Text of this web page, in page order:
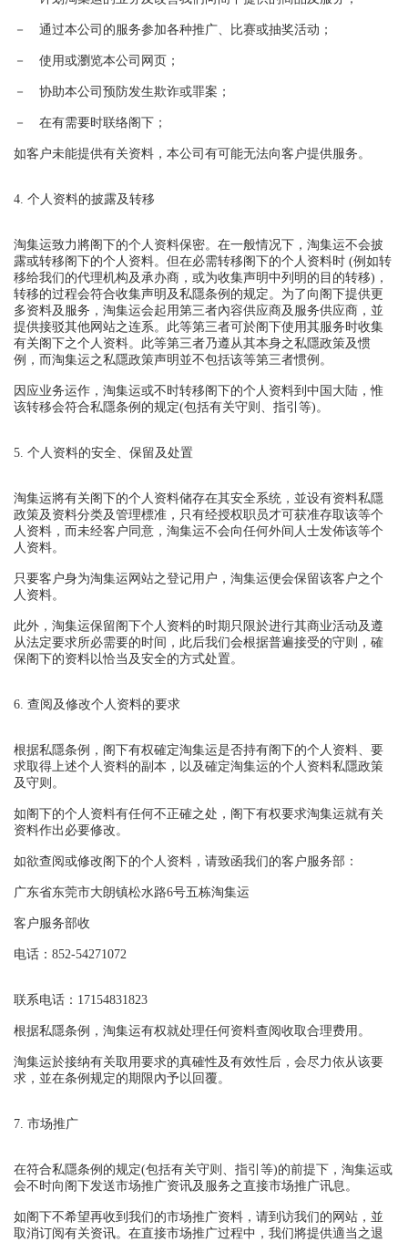
－ 通过本公司的服务参加各种推广、比赛或抽奖活动；
－ 使用或瀏览本公司网页；
－ 协助本公司预防发生欺诈或罪案；
－ 在有需要时联络阁下；
如客户未能提供有关资料，本公司有可能无法向客户提供服务。
4. 个人资料的披露及转移
淘集运致力將阁下的个人资料保密。在一般情况下，淘集运不会披
露或转移阁下的个人资料。但在必需转移阁下的个人资料时 (例如转
移给我们的代理机构及承办商，或为收集声明中列明的目的转移)，
转移的过程会符合收集声明及私隱条例的规定。为了向阁下提供更
多资料及服务，淘集运会起用第三者內容供应商及服务供应商，並
提供接驳其他网站之连系。此等第三者可於阁下使用其服务时收集
有关阁下之个人资料。此等第三者乃遵从其本身之私隱政策及惯
例，而淘集运之私隱政策声明並不包括该等第三者惯例。
因应业务运作，淘集运或不时转移阁下的个人资料到中国大陆，惟
该转移会符合私隱条例的规定(包括有关守则、指引等)。
5. 个人资料的安全、保留及处置
淘集运將有关阁下的个人资料储存在其安全系统，並设有资料私隱
政策及资料分类及管理標准，只有经授权职员才可获准存取该等个
人资料，而未经客户同意，淘集运不会向任何外间人士发佈该等个
人资料。
只要客户身为淘集运网站之登记用户，淘集运便会保留该客户之个
人资料。
此外，淘集运保留阁下个人资料的时期只限於进行其商业活动及遵
从法定要求所必需要的时间，此后我们会根据普遍接受的守则，確
保阁下的资料以恰当及安全的方式处置。
6. 查阅及修改个人资料的要求
根据私隱条例，阁下有权確定淘集运是否持有阁下的个人资料、要
求取得上述个人资料的副本，以及確定淘集运的个人资料私隱政策
及守则。
如阁下的个人资料有任何不正確之处，阁下有权要求淘集运就有关
资料作出必要修改。
如欲查阅或修改阁下的个人资料，请致函我们的客户服务部：
广东省东莞市大朗镇松水路6号五栋淘集运
客户服务部收
电话： 852-54271072
联系电话：17154831823
根据私隱条例，淘集运有权就处理任何资料查阅收取合理费用。
淘集运於接纳有关取用要求的真確性及有效性后，会尽力依从该要
求，並在条例规定的期限內予以回覆。
7. 市场推广
在符合私隱条例的规定(包括有关守则、指引等)的前提下，淘集运或
会不时向阁下发送市场推广资讯及服务之直接市场推广讯息。
如阁下不希望再收到我们的市场推广资料，请到访我们的网站，並
取消订阅有关资讯。在直接市场推广过程中，我们將提供適当之退